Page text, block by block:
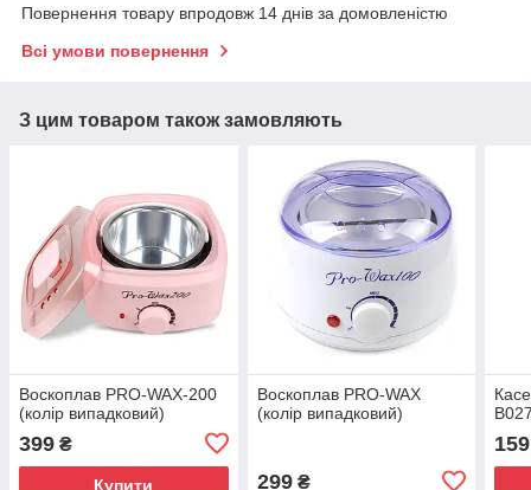
Повернення товару впродовж 14 днів за домовленістю
Всі умови повернення
З цим товаром також замовляють
Воскоплав PRO-WAX-200
(колір випадковий)
399 ₴
Купити
Воскоплав PRO-WAX
(колір випадковий)
299₴
159